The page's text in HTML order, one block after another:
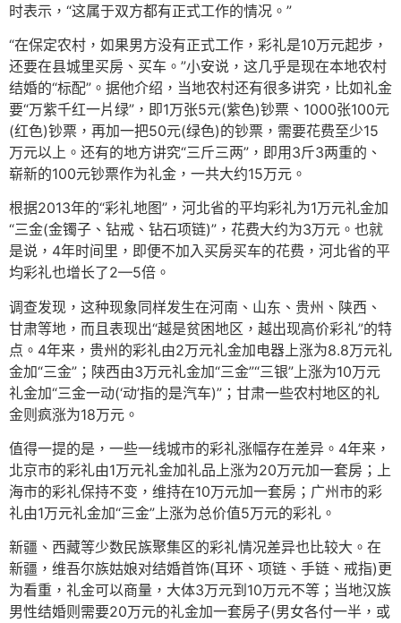
时表示，“这属于双方都有正式工作的情况。”
“在保定农村，如果男方没有正式工作，彩礼是10万元起步，
还要在县城里买房、买车。”小安说，这几乎是现在本地农村
结婚的“标配”。据他介绍，当地农村还有很多讲究，比如礼金
要“万紫千红一片绿”，即1万张5元(紫色)钞票、1000张100元
(红色)钞票，再加一把50元(绿色)的钞票，需要花费至少15
万元以上。还有的地方讲究“三斤三两”，即用3斤3两重的、
崭新的100元钞票作为礼金，一共大约15万元。
根据2013年的“彩礼地图”，河北省的平均彩礼为1万元礼金加
“三金(金镯子、钻戒、钻石项链)”，花费大约为3万元。也就
是说，4年时间里，即便不加入买房买车的花费，河北省的平
均彩礼也增长了2—5倍。
调查发现，这种现象同样发生在河南、山东、贵州、陕西、
甘肃等地，而且表现出“越是贫困地区，越出现高价彩礼”的特
点。4年来，贵州的彩礼由2万元礼金加电器上涨为8.8万元礼
金加“三金”；陕西由3万元礼金加“三金”“三银”上涨为10万元
礼金加“三金一动(‘动’指的是汽车)”；甘肃一些农村地区的礼
金则疯涨为18万元。
值得一提的是，一些一线城市的彩礼涨幅存在差异。4年来，
北京市的彩礼由1万元礼金加礼品上涨为20万元加一套房；上
海市的彩礼保持不变，维持在10万元加一套房；广州市的彩
礼由1万元礼金加“三金”上涨为总价值5万元的彩礼。
新疆、西藏等少数民族聚集区的彩礼情况差异也比较大。在
新疆，维吾尔族姑娘对结婚首饰(耳环、项链、手链、戒指)更
为看重，礼金可以商量，大体3万元到10万元不等；当地汉族
男性结婚则需要20万元的礼金加一套房子(男女各付一半，或